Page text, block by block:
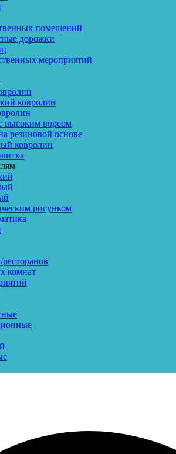
помещений
дорожки
мероприятий
ковролин
высоким ворсом
резиновой основе
ковролин
рисунком
комнат